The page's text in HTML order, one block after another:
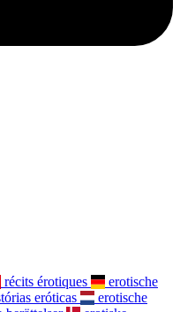
récits érotiques
erotische
eróticas
erotische